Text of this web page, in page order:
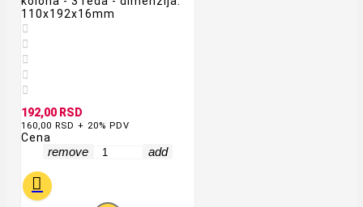
110x192x16mm





192,00 RSD
160,00 RSD + 20% PDV
Cena
remove add
